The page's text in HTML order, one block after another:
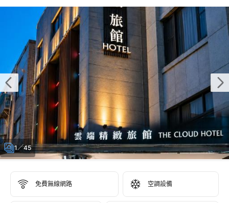
1／45
免費無線網路 空調設備